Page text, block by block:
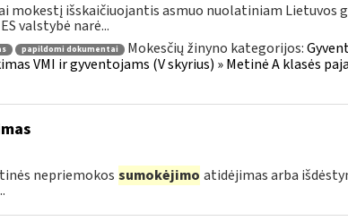
mokestį išskaičiuojantis asmuo nuolatiniam Lietuvos
valstybė narė...
papildomi dokumentai Mokesčių žinyno kategorijos:
VMI ir gyventojams (V skyrius) » Metinė A klasės
nepriemokos sumokėjimo atidėjimas arba